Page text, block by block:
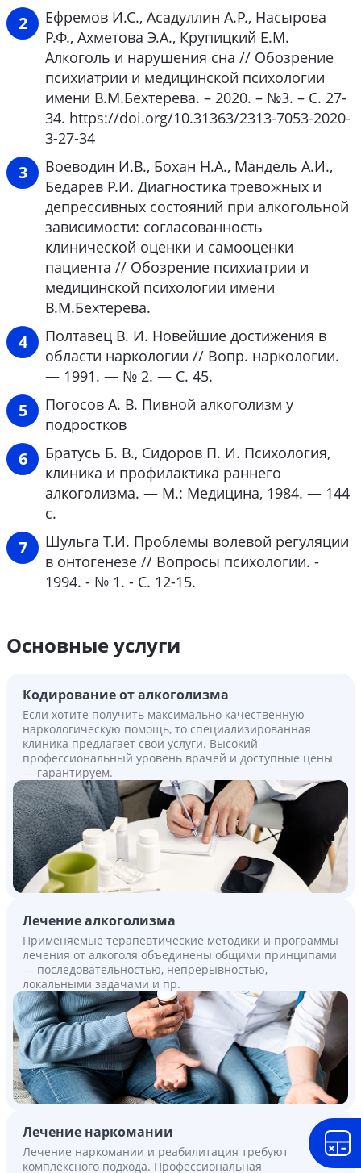
Ефремов И.С., Асадуллин А.Р., Насырова
Р.Ф., Ахметова Э.А., Крупицкий Е.М.
Алкоголь и нарушения сна // Обозрение
психиатрии и медицинской психологии
имени В.М.Бехтерева. – 2020. – №3. – С. 27-
34. https://doi.org/10.31363/2313-7053-2020-
3-27-34
Воеводин И.В., Бохан Н.А., Мандель А.И.,
Бедарев Р.И. Диагностика тревожных и
депрессивных состояний при алкогольной
зависимости: согласованность
клинической оценки и самооценки
пациента // Обозрение психиатрии и
медицинской психологии имени
В.М.Бехтерева.
Полтавец В. И. Новейшие достижения в
области наркологии // Вопр. наркологии.
— 1991. — № 2. — С. 45.
Погосов А. В. Пивной алкоголизм у
подростков
Братусь Б. В., Сидоров П. И. Психология,
клиника и профилактика раннего
алкоголизма. — М.: Медицина, 1984. — 144
с.
Шульга Т.И. Проблемы волевой регуляции
в онтогенезе // Вопросы психологии. -
1994. - № 1. - С. 12-15.
Основные услуги
Кодирование от алкоголизма
Если хотите получить максимально качественную
наркологическую помощь, то специализированная
клиника предлагает свои услуги. Высокий
профессиональный уровень врачей и доступные цены
— гарантируем.
Лечение алкоголизма
Применяемые терапевтические методики и программы
лечения от алкоголя объединены общими принципами
— последовательностью, непрерывностью,
локальными задачами и пр.
Лечение наркомании
Лечение наркомании и реабилитация требуют
комплексного подхода. Профессиональная